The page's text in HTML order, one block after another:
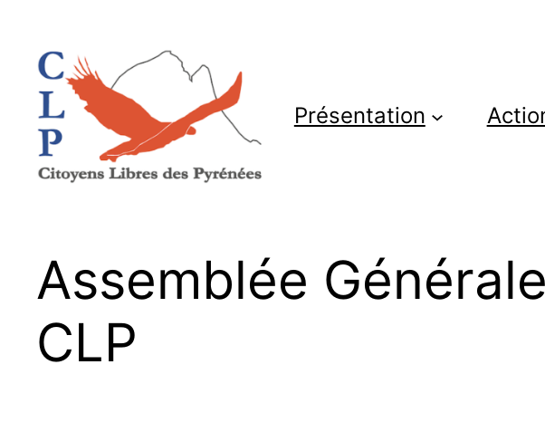
contenu
Présentation
Assemblée
CLP